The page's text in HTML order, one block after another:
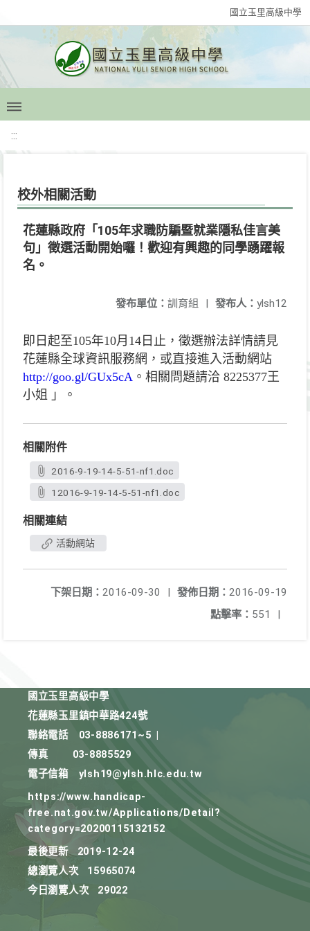
國立玉里高級中學
:::
校外相關活動
花蓮縣政府「105年求職防騙暨就業隱私佳言美
句」徵選活動開始囉！歡迎有興趣的同學踴躍報
名。
發布人： ylsh12
發布單位： 訓育組 |
即日起至105年10月14日止，徵選辦法詳情請見
花蓮縣全球資訊服務網，或直接進入活動網站
http://goo.gl/GUx5cA 。相關問題請洽 8225377王
小姐 」。
相關附件
2016-9-19-14-5-51-nf1.doc
12016-9-19-14-5-51-nf1.doc
相關連結
活動網站
發佈日期： 2016-09-19
下架日期： 2016-09-30
|
點擊率： 551 |
國立玉里高級中學
花蓮縣玉里鎮中華路424號
聯絡電話
03-8886171~5
傳真
03-8885529
電子信箱
ylsh19@ylsh.hlc.edu.tw
https://www.handicap-
free.nat.gov.tw/Applications/Detail?
category=20200115132152
最後更新
2019-12-24
總瀏覽人次
15965074
今日瀏覽人次
29022